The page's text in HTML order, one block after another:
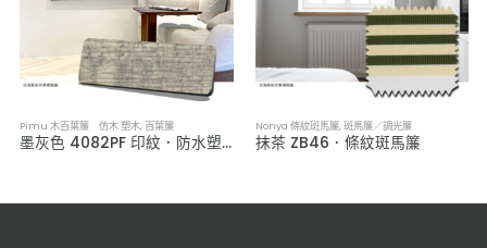
／紗簾／窗簾布
Pimu 木百葉簾 仿木 塑木,百葉簾
墨灰色 4082PF 印紋．防水塑木百葉簾
Nonya 條紋斑馬簾,斑馬簾／調光簾
抹茶 ZB46．條紋斑馬簾